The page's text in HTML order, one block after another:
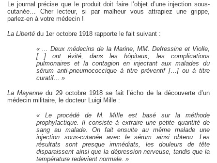
Le journal précise que le produit doit faire l’objet d’une injection sous-
cutanée… Cher lecteur, si par malheur vous attrapiez une grippe,
parlez-en à votre médecin !
La Liberté du 1er octobre 1918 rapporte le fait suivant :
« ... Deux médecins de la Marine, MM. Defressine et Violle,
[...] ont évité, dans les hôpitaux, les complications
pulmonaires et la contagion en injectant aux malades du
sérum anti-pneumococcique à titre préventif […] ou à titre
curatif... »
La Mayenne du 29 octobre 1918 se fait l’écho de la découverte d’un
médecin militaire, le docteur Luigi Mille :
« Le procédé de M. MiIle est basé sur la méthode
prophylactique. Il consiste à extraire une petite quantité de
sang au malade. On fait ensuite au même malade une
injection sous-cutanée avec le sérum ainsi obtenu. Les
résultats sont presque immédiats, les douleurs de tête
disparaissent ainsi que la dépression nerveuse, tandis que la
température redevient normale. »